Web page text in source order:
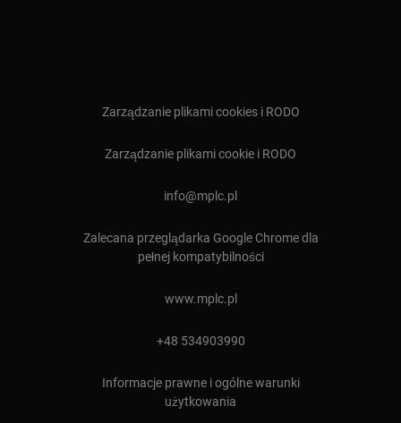
Zarządzanie plikami cookies i RODO
Zarządzanie plikami cookie i RODO
⁠info@mplc.pl
Zalecana przeglądarka Google Chrome dla
pełnej kompatybilności
www.mplc.pl
+48 534903990
Informacje prawne i ogólne warunki
użytkowania